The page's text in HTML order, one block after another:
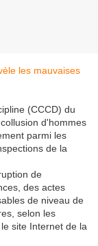
(CCCD) du
d'hommes
parmi les
de la
de
des actes
de niveau de
selon les
site Internet de la